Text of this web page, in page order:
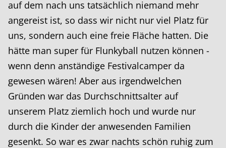
auf dem nach uns tatsächlich niemand mehr
angereist ist, so dass wir nicht nur viel Platz für
uns, sondern auch eine freie Fläche hatten. Die
hätte man super für Flunkyball nutzen können -
wenn denn anständige Festivalcamper da
gewesen wären! Aber aus irgendwelchen
Gründen war das Durchschnittsalter auf
unserem Platz ziemlich hoch und wurde nur
durch die Kinder der anwesenden Familien
gesenkt. So war es zwar nachts schön ruhig zum